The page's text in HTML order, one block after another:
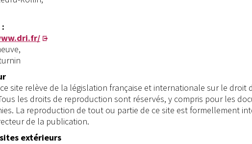
site relève de la législation française et internationale sur le
les droits de reproduction sont réservés, y compris pour les
La reproduction de tout ou partie de ce site est formellement
de la publication.
extérieurs